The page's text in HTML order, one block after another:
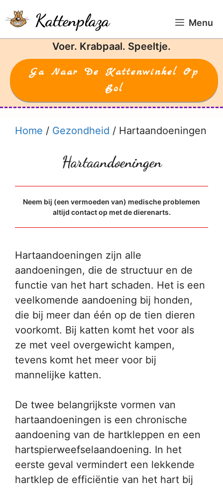
naar
de
Kattenplaza Menu
Voer. Krabpaal. Speeltje.
Ga Naar De Kattenwinkel Op
Bol
Home / Gezondheid / Hartaandoeningen
Hartaandoeningen
Neem bij (een vermoeden van) medische problemen
altijd contact op met de dierenarts.
Hartaandoeningen zijn alle
aandoeningen, die de structuur en de
functie van het hart schaden. Het is een
veelkomende aandoening bij honden,
die bij meer dan één op de tien dieren
voorkomt. Bij katten komt het voor als
ze met veel overgewicht kampen,
tevens komt het meer voor bij
mannelijke katten.
De twee belangrijkste vormen van
hartaandoeningen is een chronische
aandoening van de hartkleppen en een
hartspierweefselaandoening. In het
eerste geval vermindert een lekkende
hartklep de efficiëntie van het hart bij